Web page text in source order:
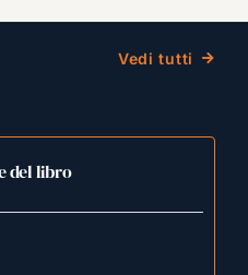
Vedi tutti
del libro